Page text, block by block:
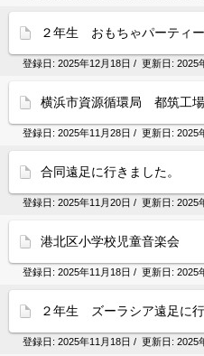
２年生 おもちゃパーティー
登録日: 2025年12月18日 / 更新日: 2025
横浜市資源循環局 都筑工
登録日: 2025年11月28日 / 更新日: 2025
合同遠足に行きました。
登録日: 2025年11月20日 / 更新日: 2025
港北区小学校児童音楽会
登録日: 2025年11月18日 / 更新日: 2025
２年生 ズーラシア遠足に行
登録日: 2025年11月18日 / 更新日: 2025